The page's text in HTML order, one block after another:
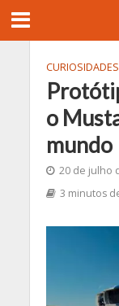
CURIOSIDADES
o
mundo
20 de julho
3 minutos